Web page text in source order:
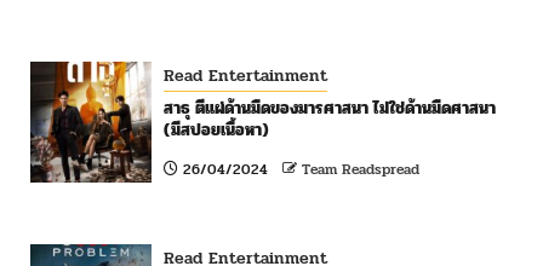
Read Entertainment
สาธุ ตีแผ่ด้านมืดของมารศาสนา ไม่ใช่ด้านมืดศาสนา
(มีสปอยเนื้อหา)
26/04/2024 Team Readspread
Read Entertainment